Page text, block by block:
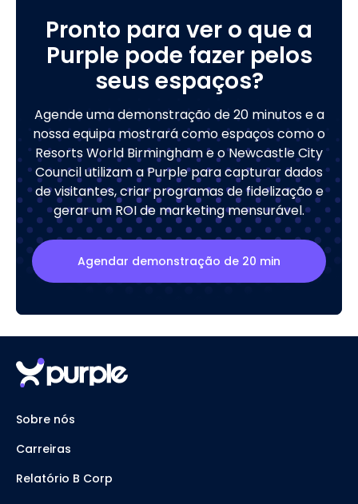
Pronto para ver o que a
Purple pode fazer pelos
seus espaços?
Agende uma demonstração de 20 minutos e a
nossa equipa mostrará como espaços como o
Resorts World Birmingham e o Newcastle City
Council utilizam a Purple para capturar dados
de visitantes, criar programas de fidelização e
gerar um ROI de marketing mensurável.
Agendar demonstração de 20 min
Sobre nós
Carreiras
Relatório B Corp